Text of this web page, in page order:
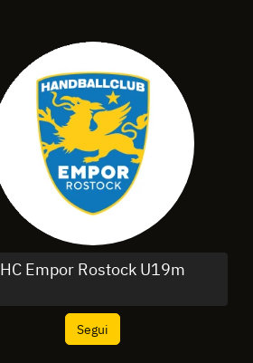
HC Empor Rostock U19m
Segui